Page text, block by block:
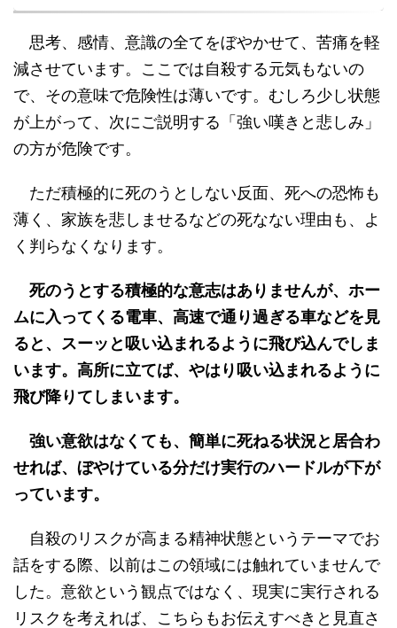
思考、感情、意識の全てをぼやかせて、苦痛を軽
減させています。ここでは自殺する元気もないの
で、その意味で危険性は薄いです。むしろ少し状態
が上がって、次にご説明する「強い嘆きと悲しみ」
の方が危険です。
ただ積極的に死のうとしない反面、死への恐怖も
薄く、家族を悲しませるなどの死なない理由も、よ
く判らなくなります。
死のうとする積極的な意志はありませんが、ホー
ムに入ってくる電車、高速で通り過ぎる車などを見
ると、スーッと吸い込まれるように飛び込んでしま
います。高所に立てば、やはり吸い込まれるように
飛び降りてしまいます。
強い意欲はなくても、簡単に死ねる状況と居合わ
せれば、ぼやけている分だけ実行のハードルが下が
っています。
自殺のリスクが高まる精神状態というテーマでお
話をする際、以前はこの領域には触れていませんで
した。意欲という観点ではなく、現実に実行される
リスクを考えれば、こちらもお伝えすべきと見直さ